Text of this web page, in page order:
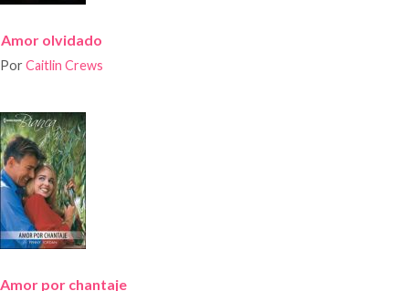
Amor olvidado
Por Caitlin Crews
Amor por chantaje